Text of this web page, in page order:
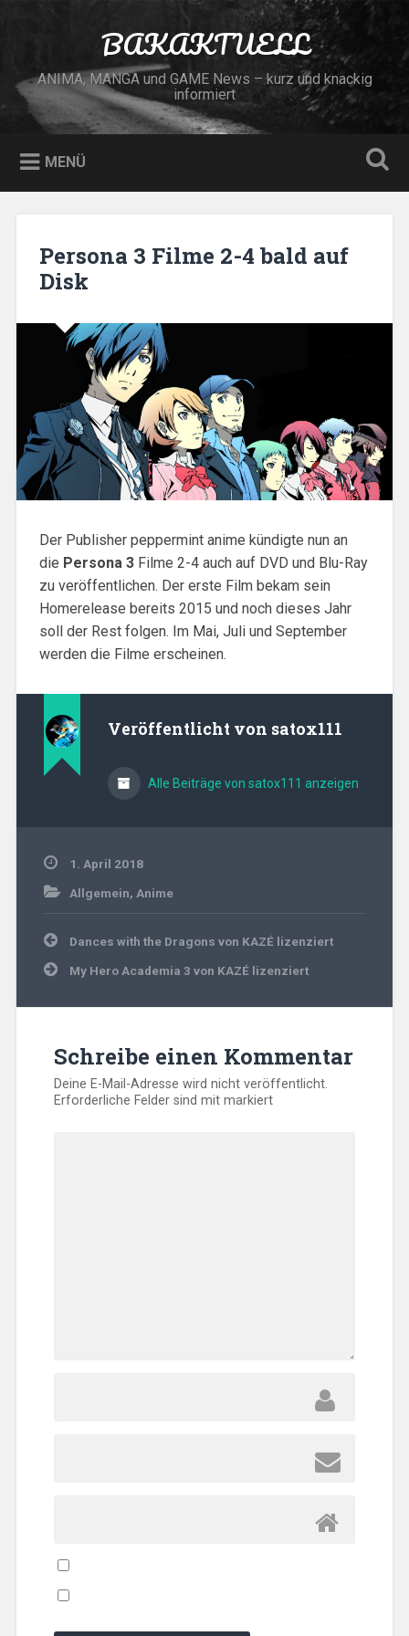
BAKAKTUELL
ANIMA, MANGA und GAME News – kurz und knackig
informiert
MENÜ
Persona 3 Filme 2-4 bald auf
Disk
Der Publisher peppermint anime kündigte nun an
die Persona 3Filme 2-4 auch auf DVD und Blu-Ray
zu veröffentlichen. Der erste Film bekam sein
Homerelease bereits 2015 und noch dieses Jahr
soll der Rest folgen. Im Mai, Juli und September
werden die Filme erscheinen.
Veröffentlicht von satox111
Alle Beiträge von satox111 anzeigen
1. April 2018
Allgemein, Anime
Beitragsnavigation
Dances with the Dragons von KAZÉ lizenziert
My Hero Academia 3 von KAZÉ lizenziert
Schreibe einen Kommentar
Deine E-Mail-Adresse wird nicht veröffentlicht.
Erforderliche Felder sind mitmarkiert